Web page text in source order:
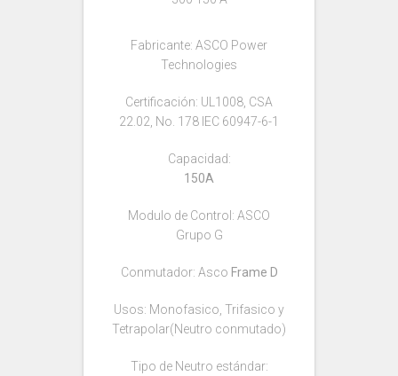
Fabricante: ASCO Power
Technologies
Certificación: UL1008, CSA
22.02, No. 178 IEC 60947-6-1
Capacidad:
150A
Modulo de Control: ASCO
Grupo G
Conmutador: Asco Frame D
Usos: Monofasico, Trifasico y
Tetrapolar(Neutro conmutado)
Tipo de Neutro estándar: